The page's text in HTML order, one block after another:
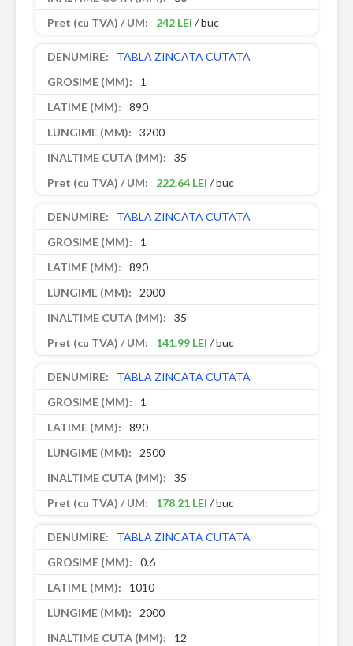
242 LEI / buc
TABLA ZINCATA CUTATA
1
890
3200
35
222.64 LEI / buc
TABLA ZINCATA CUTATA
1
890
2000
35
141.99 LEI / buc
TABLA ZINCATA CUTATA
1
890
2500
35
178.21 LEI / buc
TABLA ZINCATA CUTATA
0.6
1010
2000
12